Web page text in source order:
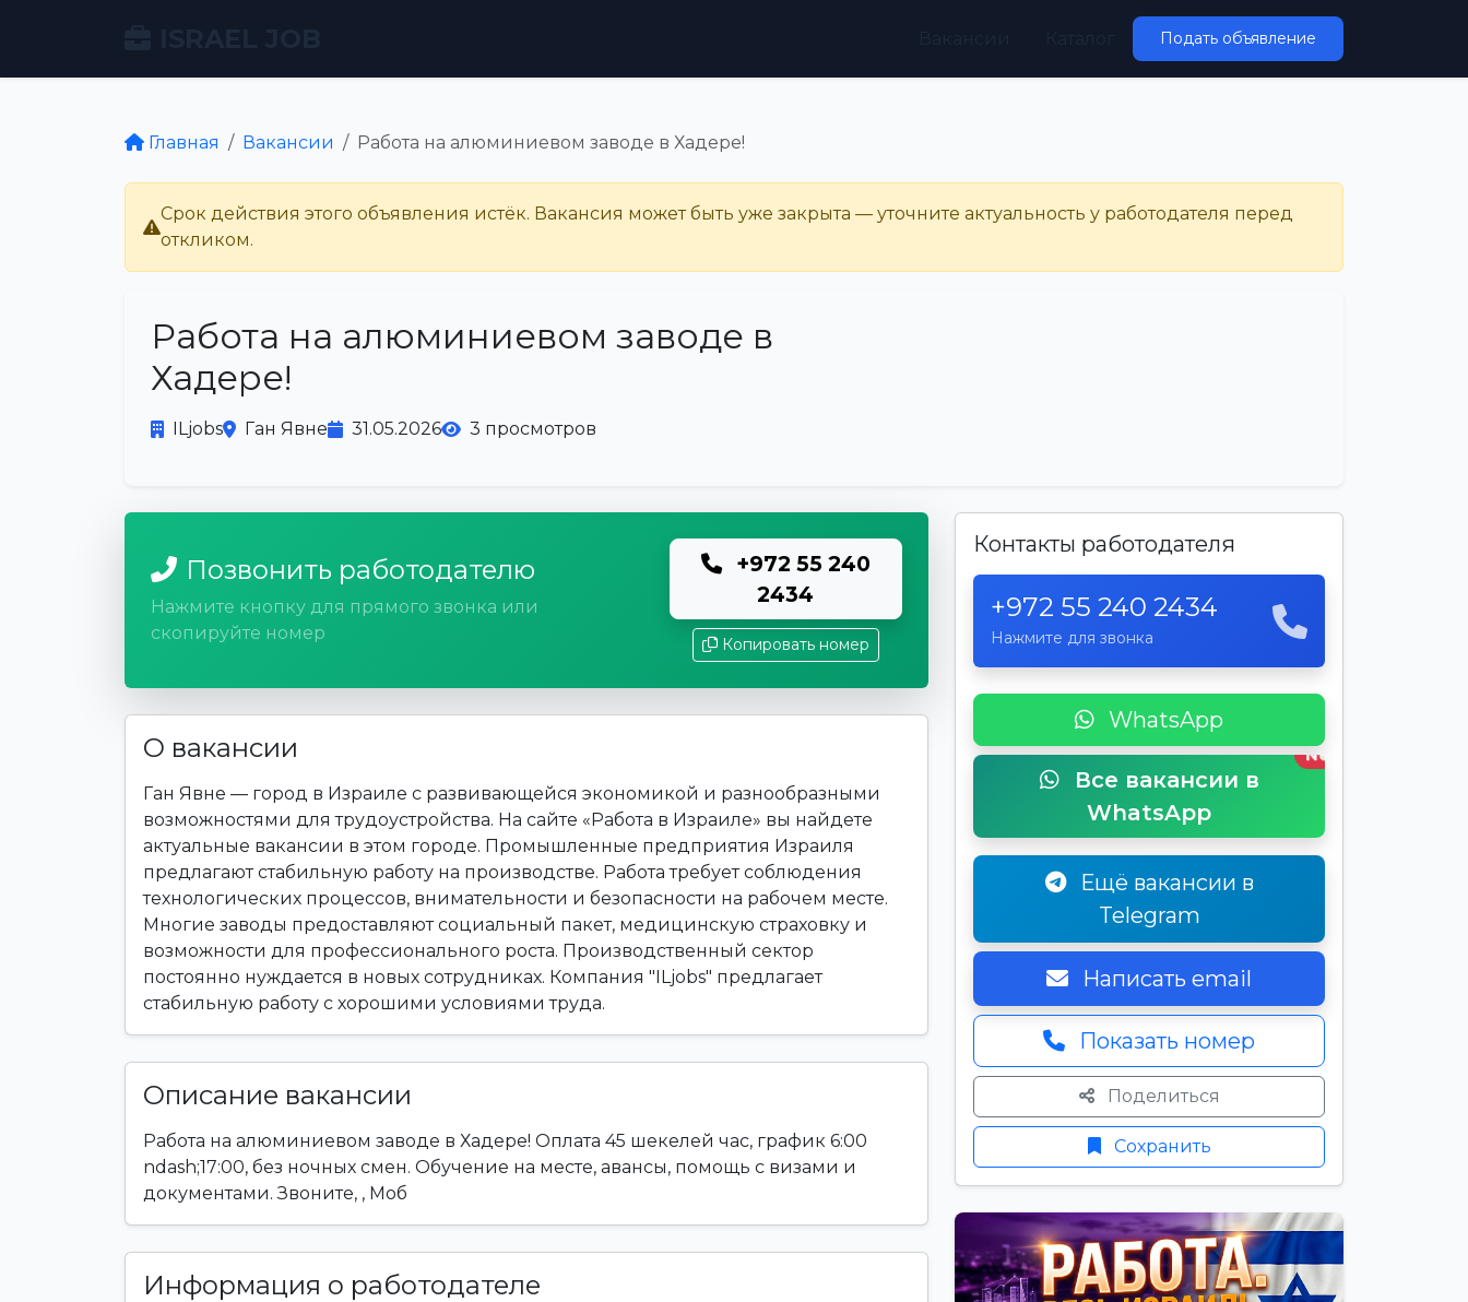
Подать объявление
Главная Вакансии Работа на алюминиевом заводе в Хадере!
Срок действия этого объявления истёк. Вакансия может быть уже закрыта — уточните актуальность у работодателя перед
откликом.
Работа на алюминиевом заводе в
Хадере!
ILjobs Ган Явне 31.05.2026 3 просмотров
Позвонить работодателю
Нажмите кнопку для прямого звонка или
скопируйте номер
+972 55 240
2434
Копировать номер
О вакансии
Ган Явне — город в Израиле с развивающейся экономикой и разнообразными
возможностями для трудоустройства. На сайте «Работа в Израиле» вы найдете
актуальные вакансии в этом городе. Промышленные предприятия Израиля
предлагают стабильную работу на производстве. Работа требует соблюдения
технологических процессов, внимательности и безопасности на рабочем месте.
Многие заводы предоставляют социальный пакет, медицинскую страховку и
возможности для профессионального роста. Производственный сектор
постоянно нуждается в новых сотрудниках. Компания "ILjobs" предлагает
стабильную работу с хорошими условиями труда.
Описание вакансии
Работа на алюминиевом заводе в Хадере! Оплата 45 шекелей час, график 6:00
ndash;17:00, без ночных смен. Обучение на месте, авансы, помощь с визами и
документами. Звоните, , Моб
Информация о работодателе
Контакты работодателя
+972 55 240 2434
Нажмите для звонка
WhatsApp
Все вакансии в
WhatsApp
New
Ещё вакансии в
Telegram
Написать email
Показать номер
Поделиться
Сохранить